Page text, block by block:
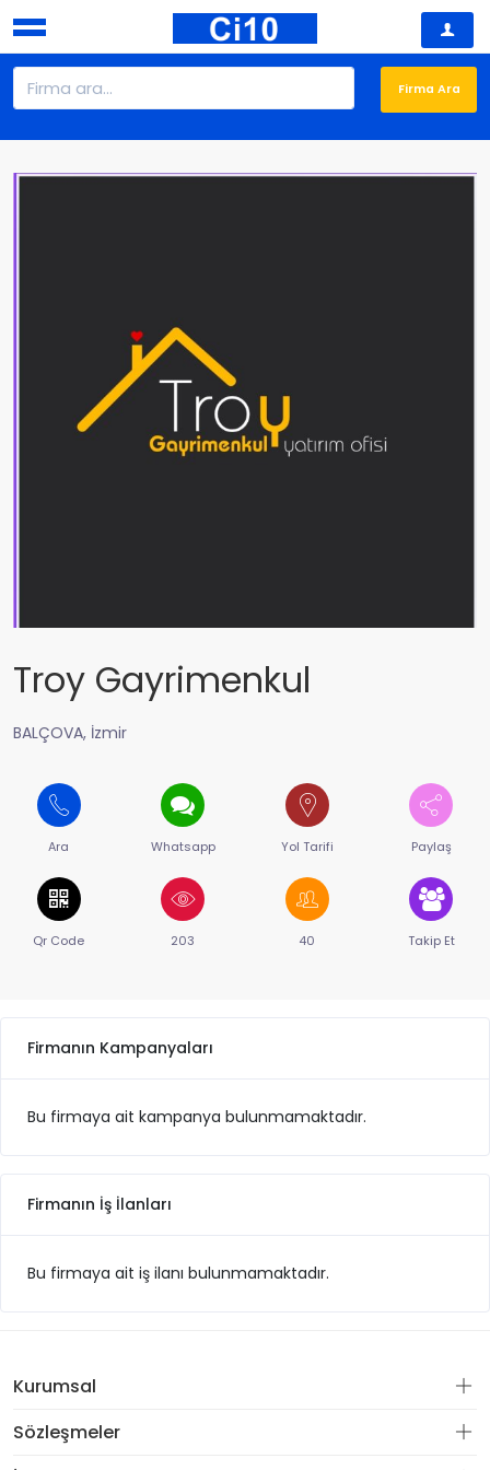
Troy Gayrimenkul
BALÇOVA, İzmir
Ara Whatsapp Yol Tarifi Paylaş
Qr Code 203 40 Takip Et
Firmanın Kampanyaları
Bu firmaya ait kampanya bulunmamaktadır.
Firmanın İş İlanları
Bu firmaya ait iş ilanı bulunmamaktadır.
Kurumsal
Sözleşmeler